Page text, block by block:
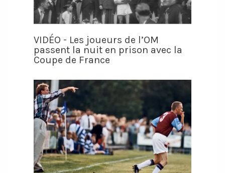
VIDÉO - Les joueurs de l’OM
passent la nuit en prison avec la
Coupe de France